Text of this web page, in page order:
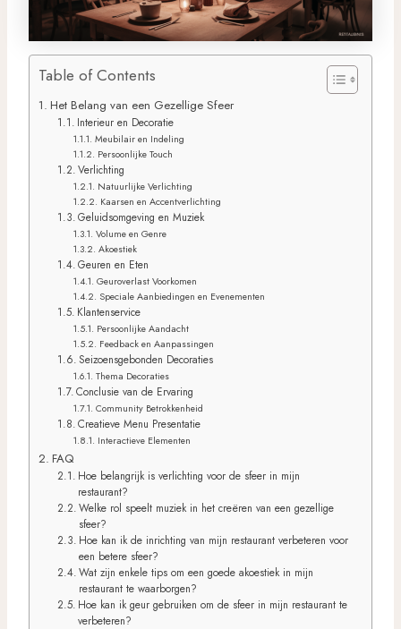
Table of Contents
Het Belang van een Gezellige Sfeer
Interieur en Decoratie
Meubilair en Indeling
Persoonlijke Touch
Verlichting
Natuurlijke Verlichting
Kaarsen en Accentverlichting
Geluidsomgeving en Muziek
Volume en Genre
Akoestiek
Geuren en Eten
Geuroverlast Voorkomen
Speciale Aanbiedingen en Evenementen
Klantenservice
Persoonlijke Aandacht
Feedback en Aanpassingen
Seizoensgebonden Decoraties
Thema Decoraties
Conclusie van de Ervaring
Community Betrokkenheid
Creatieve Menu Presentatie
Interactieve Elementen
FAQ
Hoe belangrijk is verlichting voor de sfeer in mijn
restaurant?
Welke rol speelt muziek in het creëren van een gezellige
sfeer?
Hoe kan ik de inrichting van mijn restaurant verbeteren voor
een betere sfeer?
Wat zijn enkele tips om een goede akoestiek in mijn
restaurant te waarborgen?
Hoe kan ik geur gebruiken om de sfeer in mijn restaurant te
verbeteren?